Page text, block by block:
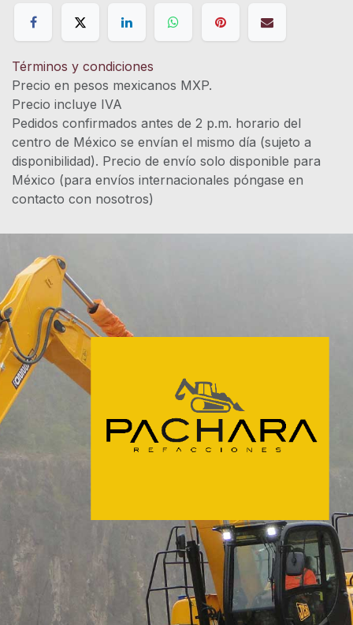
Términos y condiciones
Precio en pesos mexicanos MXP.
Precio incluye IVA
Pedidos confirmados antes de 2 p.m. horario del
centro de México se envían el mismo día (sujeto a
disponibilidad). Precio de envío solo disponible para
México (para envíos internacionales póngase en
contacto con nosotros)